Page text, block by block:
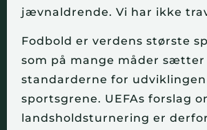
jævnaldrende. Vi har ikke
Fodbold er verdens største
som på mange måder sætter
standarderne for
sportsgrene. UEFAs forslag
landsholdsturnering er